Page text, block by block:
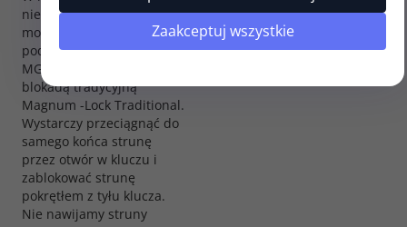
niezbędne elementy do
montażu: tulejki,
podkładki oraz śrubki.
MG-T to klucze z
blokadą tradycyjną
Magnum -Lock Traditional.
Wystarczy przeciągnąć do
samego końca strunę
przez otwór w kluczu i
zablokować strunę
pokrętłem z tyłu klucza.
Nie nawijamy struny
Zaakceptuj wszystkie